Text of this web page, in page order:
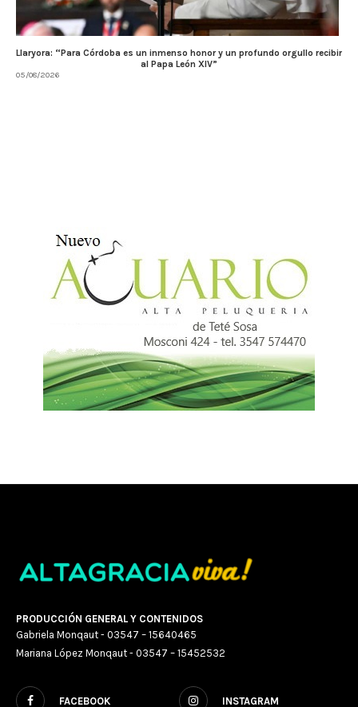
Llaryora: “Para Córdoba es un inmenso honor y un profundo orgullo recibir
al Papa León XIV”
05/08/2026
PRODUCCIÓN GENERAL Y CONTENIDOS
Gabriela Monqaut - 03547 – 15640465
Mariana López Monqaut - 03547 – 15452532
FACEBOOK INSTAGRAM